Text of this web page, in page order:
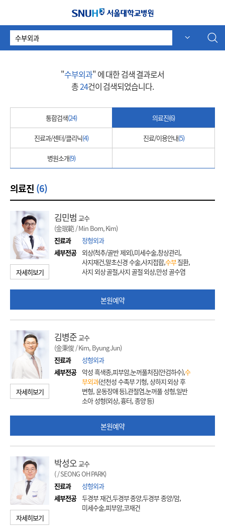
서울대학교병원
색
자동 추
자동 추
"수부외과" 에 대한 검색 결과로서
총24건이 검색되었습니다.
통합검색(24) 의료진(6)
진료과/센터/클리닉(4) 진료/이용안내(5)
병원소개(9)
의료진 (6)
자세히보기
김민범 교수
(金珉範 / Min Bom, Kim)
진료과
정형외과
세부전공 외상(척추/골반 제외),미세수술,창상관리,
사지재건,말초신경 수술,사지접합,수부질환,
사지 외상 골절,사지 골절 외상,만성 골수염
본원예약
자세히보기
김병준교수
(金秉俊 / Kim, Byung Jun)
진료과
성형외과
세부전공
악성 흑색종,피부암,눈꺼풀처짐(안검하수),수
부외과(선천성 수족부 기형, 상하지 외상 후
변형, 운동장애 등),관절염,눈꺼풀 성형,일반
소아 성형(외상, 흉터, 종양 등)
본원예약
자세히보기
박성오교수
( / SEONG OH PARK)
진료과
성형외과
세부전공 두경부 재건,두경부 종양,두경부 종양/암,
미세수술,피부암,코재건